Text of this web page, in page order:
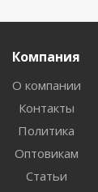
Компания
О компании
Контакты
Политика
Оптовикам
Статьи